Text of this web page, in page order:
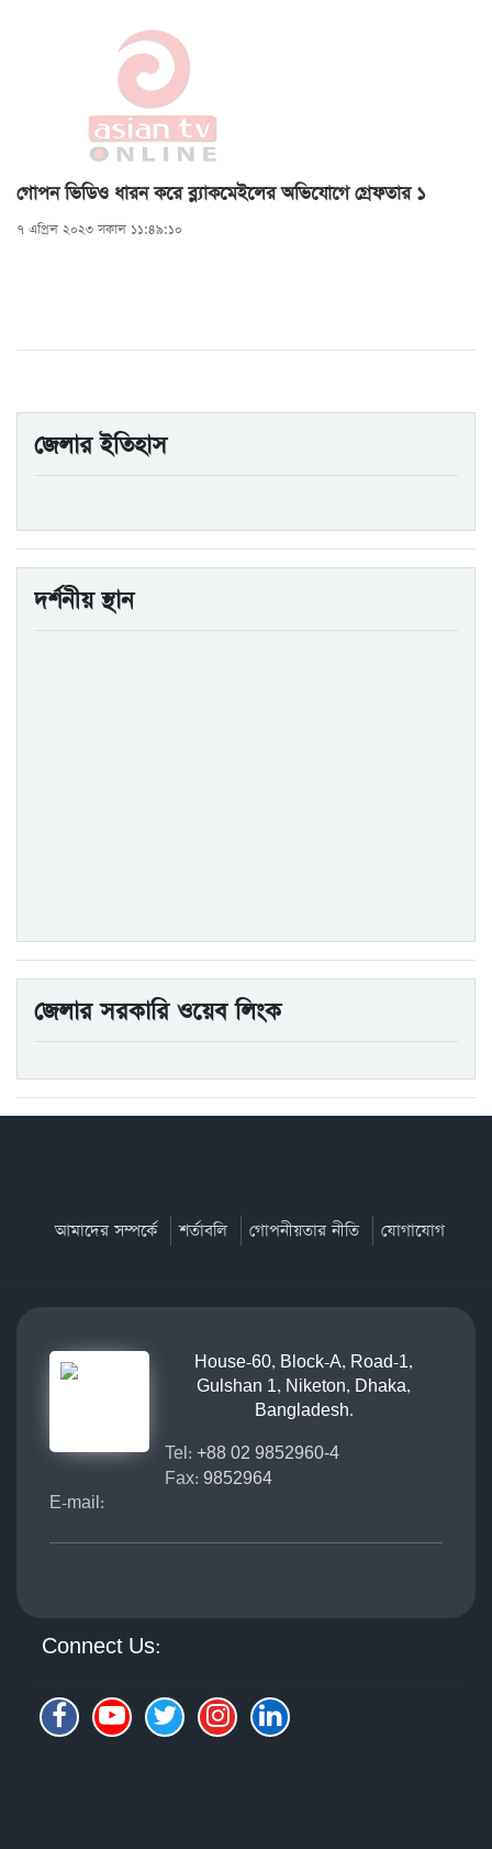
গোপন ভিডিও ধারন করে ব্ল্যাকমেইলের অভিযোগে গ্রেফতার ১
৭ এপ্রিল ২০২৩ সকাল ১১:৪৯:১০
জেলার ইতিহাস
দর্শনীয় স্থান
জেলার সরকারি ওয়েব লিংক
আমাদের সম্পর্কে শর্তাবলি গোপনীয়তার নীতি যোগাযোগ
House-60, Block-A, Road-1,
Gulshan 1, Niketon, Dhaka,
Bangladesh.
Tel: +88 02 9852960-4
Fax: 9852964
E-mail:
Connect Us: